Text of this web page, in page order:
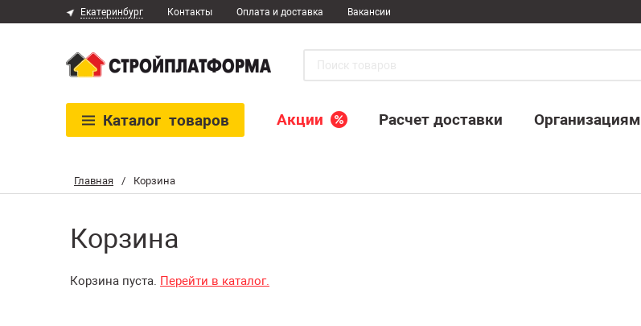
Главная / Корзина
Корзина
Корзина пуста. Перейти в каталог.
Екатеринбург Контакты Оплата и доставка Вакансии
Каталог товаров Акции Расчет доставки Организациям